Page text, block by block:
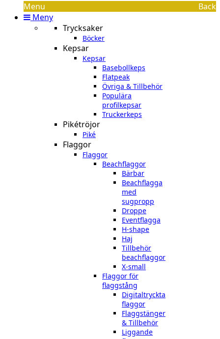
Menu
Back
Meny
Trycksaker
Böcker
Kepsar
Kepsar
Basebollkeps
Flatpeak
Övriga & Tillbehör
Populära
profilkepsar
Truckerkeps
Pikétröjor
Piké
Flaggor
Flaggor
Beachflaggor
Bärbar
Beachflagga
med
sugpropp
Droppe
Eventflagga
H-shape
Haj
Tillbehör
beachflaggor
X-small
Flaggor för
flaggstång
Digitaltryckta
flaggor
Flaggstänger
& Tillbehör
Liggande